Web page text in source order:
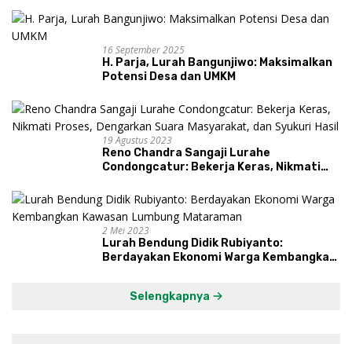
16 September 2025
H. Parja, Lurah Bangunjiwo: Maksimalkan
Potensi Desa dan UMKM
19 Agustus 2023
Reno Chandra Sangaji Lurahe
Condongcatur: Bekerja Keras, Nikmati
dan Syukuri Hasil
2 Mei 2023
Lurah Bendung Didik Rubiyanto:
Berdayakan Ekonomi Warga Kembangkan
Selengkapnya